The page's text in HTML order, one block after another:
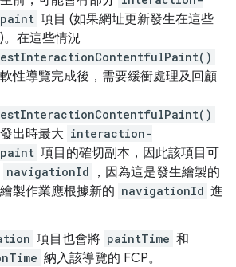
項目 (如果網址更新發生在這些
在這些情況
性導覽完成後，需要緩衝處理及回顧
出時最大 interaction-
項目的確切副本，因此該項目可
navigationId
，因為這是發生繪製的
製作業應根據新的 navigationId 進
項目也會將 paintTime 和
納入該導覽的 FCP。